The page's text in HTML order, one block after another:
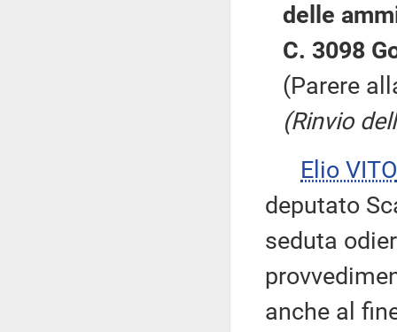
delle
C. 3098
(Parere
(Rinvio
Elio VITO
deputato
seduta
anche al